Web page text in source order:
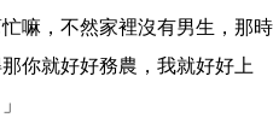
嘛，不然家裡沒有男生，那時
你就好好務農，我就好好上